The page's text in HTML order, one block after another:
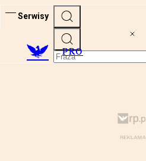
Serwisy
PRO